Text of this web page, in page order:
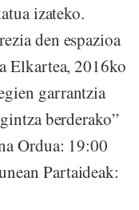
izateko.
den espazioa
Elkartea, 2016ko
garrantzia
berderako”
Ordua: 19:00
Partaideak: